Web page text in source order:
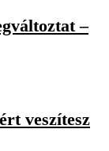
–
veszítesz